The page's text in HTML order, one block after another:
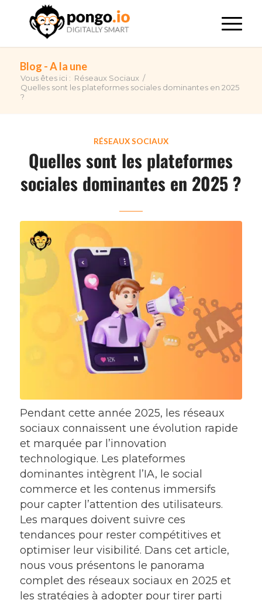
Blog - A la une
Vous êtes ici : Réseaux Sociaux /
Quelles sont les plateformes sociales dominantes en 2025
?
RÉSEAUX SOCIAUX
Quelles sont les plateformes
sociales dominantes en 2025 ?
Pendant cette année 2025, les réseaux
sociaux connaissent une évolution rapide
et marquée par l’innovation
technologique. Les plateformes
dominantes intègrent l’IA, le social
commerce et les contenus immersifs
pour capter l’attention des utilisateurs.
Les marques doivent suivre ces
tendances pour rester compétitives et
optimiser leur visibilité. Dans cet article,
nous vous présentons le panorama
complet des réseaux sociaux en 2025 et
les stratégies à adopter pour tirer parti